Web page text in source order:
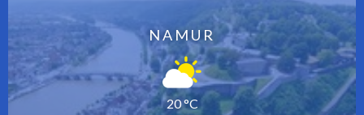
NAMUR
20 °C